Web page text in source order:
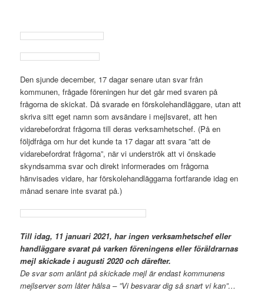
Den sjunde december, 17 dagar senare utan svar från
kommunen, frågade föreningen hur det går med svaren på
frågorna de skickat. Då svarade en förskolehandläggare, utan att
skriva sitt eget namn som avsändare i mejlsvaret, att hen
vidarebefordrat frågorna till deras verksamhetschef. (På en
följdfråga om hur det kunde ta 17 dagar att svara ”att de
vidarebefordrat frågorna”, när vi underströk att vi önskade
skyndsamma svar och direkt informerades om frågorna
hänvisades vidare, har förskolehandläggarna fortfarande idag en
månad senare inte svarat på.)
Till idag, 11 januari 2021, har ingen verksamhetschef eller
handläggare svarat på varken föreningens eller föräldrarnas
mejl skickade i augusti 2020 och därefter.
De svar som anlänt på skickade mejl är endast kommunens
mejlserver som låter hälsa – ”Vi besvarar dig så snart vi kan”…